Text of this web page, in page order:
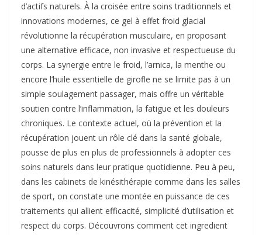
d’actifs naturels. À la croisée entre soins traditionnels et
innovations modernes, ce gel à effet froid glacial
révolutionne la récupération musculaire, en proposant
une alternative efficace, non invasive et respectueuse du
corps. La synergie entre le froid, l’arnica, la menthe ou
encore l’huile essentielle de girofle ne se limite pas à un
simple soulagement passager, mais offre un véritable
soutien contre l’inflammation, la fatigue et les douleurs
chroniques. Le contexte actuel, où la prévention et la
récupération jouent un rôle clé dans la santé globale,
pousse de plus en plus de professionnels à adopter ces
soins naturels dans leur pratique quotidienne. Peu à peu,
dans les cabinets de kinésithérapie comme dans les salles
de sport, on constate une montée en puissance de ces
traitements qui allient efficacité, simplicité d’utilisation et
respect du corps. Découvrons comment cet ingredient